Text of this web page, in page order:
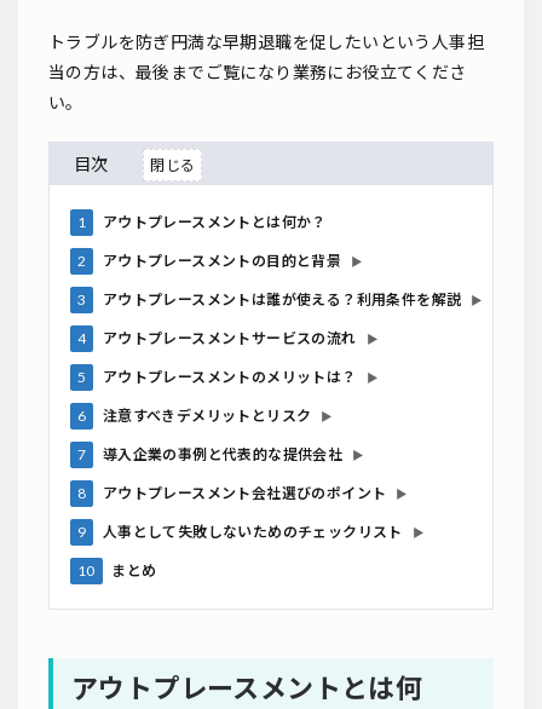
トラブルを防ぎ円満な早期退職を促したいという人事担
当の方は、最後までご覧になり業務にお役立てくださ
い。
目次
1 アウトプレースメントとは何か？
2 アウトプレースメントの目的と背景 ▶
3 アウトプレースメントは誰が使える？利用条件を解説 ▶
4 アウトプレースメントサービスの流れ ▶
5 アウトプレースメントのメリットは？ ▶
6 注意すべきデメリットとリスク ▶
7 導入企業の事例と代表的な提供会社 ▶
8 アウトプレースメント会社選びのポイント ▶
9 人事として失敗しないためのチェックリスト ▶
10 まとめ
アウトプレースメントとは何